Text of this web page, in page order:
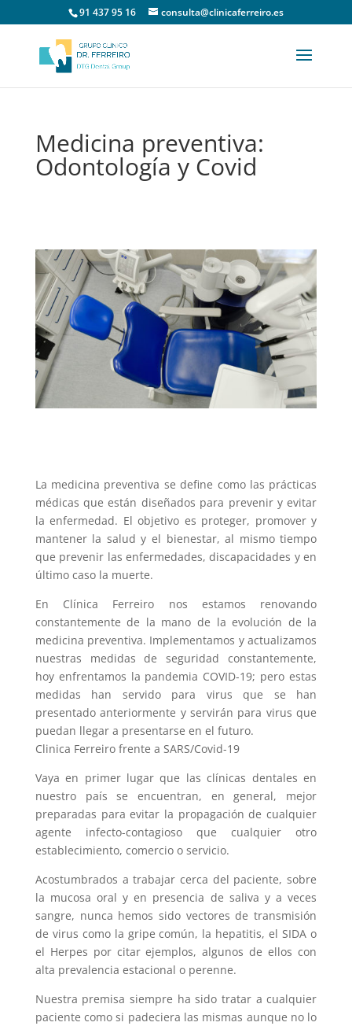
91 437 95 16 consulta@clinicaferreiro.es
Medicina preventiva:
Odontología y Covid
La medicina preventiva se define como las prácticas
médicas que están diseñados para prevenir y evitar
la enfermedad. El objetivo es proteger, promover y
mantener la salud y el bienestar, al mismo tiempo
que prevenir las enfermedades, discapacidades y en
último caso la muerte.
En Clínica Ferreiro nos estamos renovando
constantemente de la mano de la evolución de la
medicina preventiva. Implementamos y actualizamos
nuestras medidas de seguridad constantemente,
hoy enfrentamos la pandemia COVID-19; pero estas
medidas han servido para virus que se han
presentado anteriormente y servirán para virus que
puedan llegar a presentarse en el futuro.
Clinica Ferreiro frente a SARS/Covid-19
Vaya en primer lugar que las clínicas dentales en
nuestro país se encuentran, en general, mejor
preparadas para evitar la propagación de cualquier
agente infecto-contagioso que cualquier otro
establecimiento, comercio o servicio.
Acostumbrados a trabajar cerca del paciente, sobre
la mucosa oral y en presencia de saliva y a veces
sangre, nunca hemos sido vectores de transmisión
de virus como la gripe común, la hepatitis, el SIDA o
el Herpes por citar ejemplos, algunos de ellos con
alta prevalencia estacional o perenne.
Nuestra premisa siempre ha sido tratar a cualquier
paciente como si padeciera las mismas aunque no lo